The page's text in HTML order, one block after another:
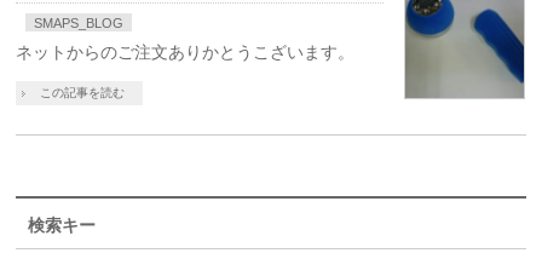
SMAPS_BLOG
ネットからのご注文ありかとうこざいます。
この記事を読む
検索キー